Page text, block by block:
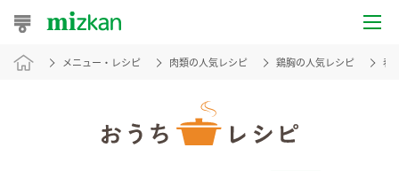
おうちレシピ
メニュー・レシピ 肉類の人気レシピ 鶏胸の人気レシピ 春